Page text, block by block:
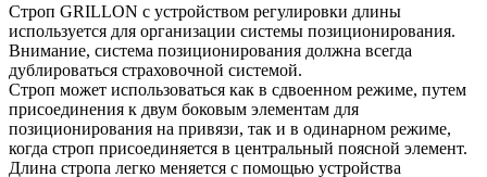
Строп GRILLON с устройством регулировки длины
используется для организации системы позиционирования.
Внимание, система позиционирования должна всегда
дублироваться страховочной системой.
Строп может использоваться как в сдвоенном режиме, путем
присоединения к двум боковым элементам для
позиционирования на привязи, так и в одинарном режиме,
когда строп присоединяется в центральный поясной элемент.
Длина стропа легко меняется с помощью устройства